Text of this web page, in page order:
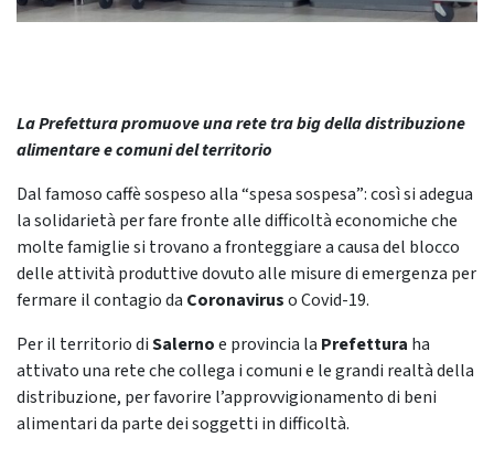
La Prefettura promuove una rete tra big della distribuzione
alimentare e comuni del territorio
Dal famoso caffè sospeso alla “spesa sospesa”: così si adegua
la solidarietà per fare fronte alle difficoltà economiche che
molte famiglie si trovano a fronteggiare a causa del blocco
delle attività produttive dovuto alle misure di emergenza per
fermare il contagio da Coronaviruso Covid-19.
Per il territorio diSalernoe provincia la Prefettura ha
attivato una rete che collega i comuni e le grandi realtà della
distribuzione, per favorire l’approvvigionamento di beni
alimentari da parte dei soggetti in difficoltà.